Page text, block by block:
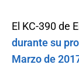
El KC-390 de
durante su
Marzo de